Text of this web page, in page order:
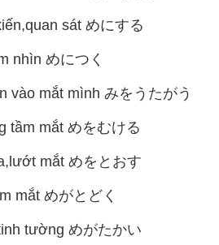
sát めにする
nhìn めにつく
vào mắt mình みをうたがう
tầm mắt めをむける
mắt めをとおす
mắt めがとどく
tường めがたかい